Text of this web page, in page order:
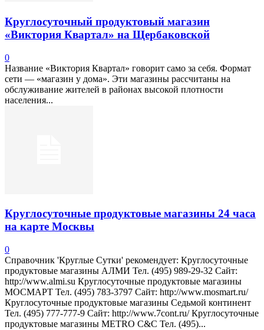
Круглосуточный продуктовый магазин
«Виктория Квартал» на Щербаковской
0
Название «Виктория Квартал» говорит само за себя. Формат
сети — «магазин у дома». Эти магазины рассчитаны на
обслуживание жителей в районах высокой плотности
населения...
Круглосуточные продуктовые магазины 24 часа
на карте Москвы
0
Справочник 'Круглые Сутки' рекомендует: Круглосуточные
продуктовые магазины АЛМИ Тел. (495) 989-29-32 Сайт:
http://www.almi.su Круглосуточные продуктовые магазины
МОСМАРТ Тел. (495) 783-3797 Сайт: http://www.mosmart.ru/
Круглосуточные продуктовые магазины Седьмой континент
Тел. (495) 777-777-9 Сайт: http://www.7cont.ru/ Круглосуточные
продуктовые магазины METRO C&C Тел. (495)...